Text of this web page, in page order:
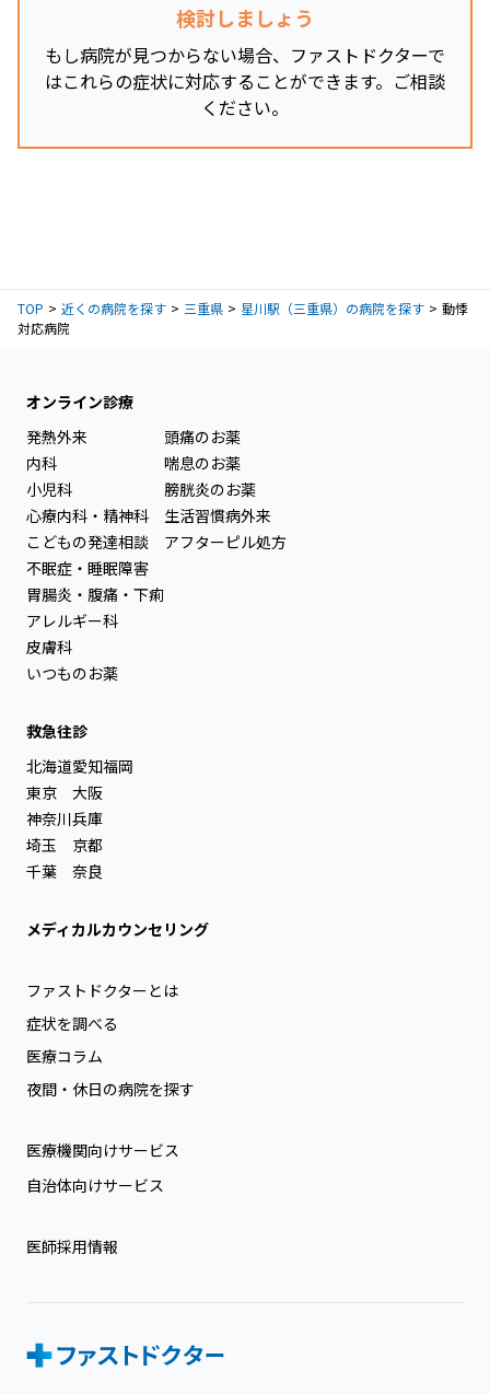
検討しましょう
もし病院が見つからない場合、ファストドクターで
はこれらの症状に対応することができます。ご相談
ください。
TOP 近くの病院を探す 三重県 星川駅（三重県）の病院を探す
動悸
対応病院
オンライン診療
発熱外来
内科
小児科
心療内科・精神科
こどもの発達相談
不眠症・睡眠障害
胃腸炎・腹痛・下痢
アレルギー科
皮膚科
いつものお薬
頭痛のお薬
喘息のお薬
膀胱炎のお薬
生活習慣病外来
アフターピル処方
救急往診
北海道
東京
神奈川
埼玉
千葉
愛知
大阪
兵庫
京都
奈良
福岡
メディカルカウンセリング
ファストドクターとは
症状を調べる
医療コラム
夜間・休日の病院を探す
医療機関向けサービス
自治体向けサービス
医師採用情報